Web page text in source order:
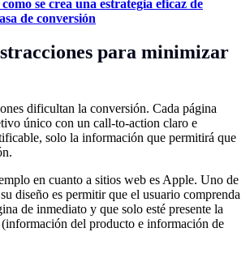
como se crea una estrategia eficaz de
de conversión
para minimizar
dificultan la conversión. Cada página
único con un call-to-action claro e
solo la información que permitirá que
en cuanto a sitios web es Apple. Uno de
diseño es permitir que el usuario comprenda
de inmediato y que solo esté presente la
del producto e información de